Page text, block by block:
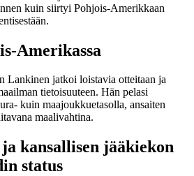
kuin siirtyi Pohjois-Amerikkaan
Amerikassa
Lankinen jatkoi loistavia otteitaan ja
tietoisuuteen. Hän pelasi
kuin maajoukkuetasolla, ansaiten
maalivahtina.
kansallisen jääkiekon
status